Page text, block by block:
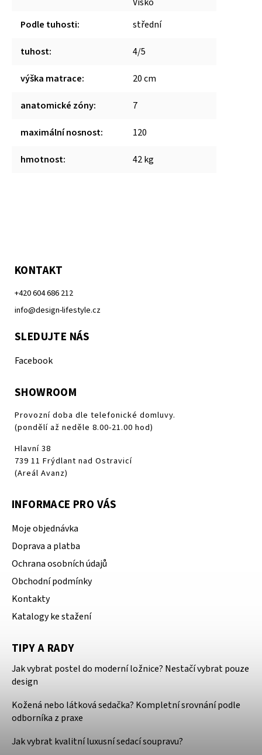
Podle tuhosti: střední
tuhost: 4/5
výška matrace: 20 cm
anatomické zóny: 7
maximální nosnost: 120
hmotnost: 42 kg
KONTAKT
+420 604 686 212
info@design-lifestyle.cz
SLEDUJTE NÁS
Facebook
SHOWROOM
Provozní doba dle telefonické domluvy.
(pondělí až neděle 8.00-21.00 hod)
Hlavní 38
739 11 Frýdlant nad Ostravicí
(Areál Avanz)
INFORMACE PRO VÁS
Moje objednávka
Doprava a platba
Ochrana osobních údajů
Obchodní podmínky
Kontakty
Katalogy ke stažení
TIPY A RADY
Jak vybrat postel do moderní ložnice? Nestačí vybrat pouze
design
Kožená nebo látková sedačka? Kompletní srovnání podle
odborníka z praxe
Jak vybrat kvalitní luxusní sedací soupravu?